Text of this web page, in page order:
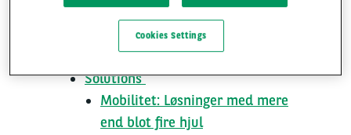
Mobilitetsløsninger
Leasing med Arval - alt samlet ét sted
Solutions
Mobilitet: Løsninger med mere
end blot fire hjul
Cookies Settings